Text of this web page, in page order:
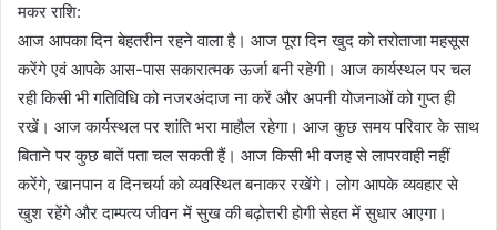
मकर राशि:
आज आपका दिन बेहतरीन रहने वाला है। आज पूरा दिन खुद को तरोताजा महसूस
करेंगे एवं आपके आस-पास सकारात्मक ऊर्जा बनी रहेगी। आज कार्यस्थल पर चल
रही किसी भी गतिविधि को नजरअंदाज ना करें और अपनी योजनाओं को गुप्त ही
रखें। आज कार्यस्थल पर शांति भरा माहौल रहेगा। आज कुछ समय परिवार के साथ
बिताने पर कुछ बातें पता चल सकती हैं। आज किसी भी वजह से लापरवाही नहीं
करेंगे, खानपान व दिनचर्या को व्यवस्थित बनाकर रखेंगे। लोग आपके व्यवहार से
खुश रहेंगे और दाम्पत्य जीवन में सुख की बढ़ोत्तरी होगी सेहत में सुधार आएगा।